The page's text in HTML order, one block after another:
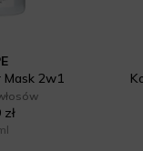
Mask 2w1